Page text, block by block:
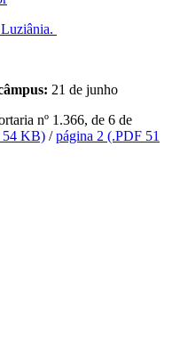
21 de junho
nº 1.366, de 6 de
54 KB) /página 2 (.PDF 51